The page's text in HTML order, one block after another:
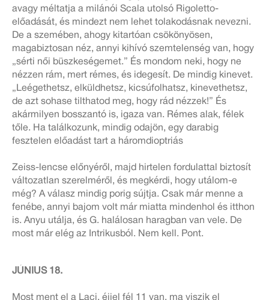
avagy méltatja a milánói Scala utolsó Rigoletto-
előadását, és mindezt nem lehet tolakodásnak nevezni.
De a szemében, ahogy kitartóan csökönyösen,
magabiztosan néz, annyi kihívó szemtelenség van, hogy
„sérti női büszkeségemet.” És mondom neki, hogy ne
nézzen rám, mert rémes, és idegesít. De mindig kinevet.
„Leégethetsz, elküldhetsz, kicsúfolhatsz, kinevethetsz,
de azt sohase tilthatod meg, hogy rád nézzek!” És
akármilyen bosszantó is, igaza van. Rémes alak, félek
tőle. Ha találkozunk, mindig odajön, egy darabig
fesztelen előadást tart a háromdioptriás
Zeiss-lencse előnyéről, majd hirtelen fordulattal biztosít
változatlan szerelméről, és megkérdi, hogy utálom-e
még? A válasz mindig porig sújtja. Csak már menne a
fenébe, annyi bajom volt már miatta mindenhol és itthon
is. Anyu utálja, és G. halálosan haragban van vele. De
most már elég az Intrikusból. Nem kell. Pont.
JÚNIUS 18.
Most ment el a Laci, éjjel fél 11 van, ma viszik el